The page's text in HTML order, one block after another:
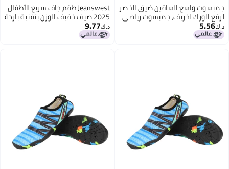
Jeanswest طقم جاف سريع للأطفال
2025 صيف خفيف الوزن بتقنية باردة
مع غطاء رأس وقميص وسروال -
ملابس مكونة من قطعتين للأولاد
د.ك‏ 9.77